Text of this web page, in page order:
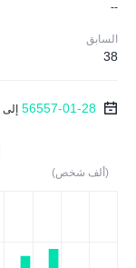
--
السابق
38
56557-01-28 إلى
(ألف شخص)